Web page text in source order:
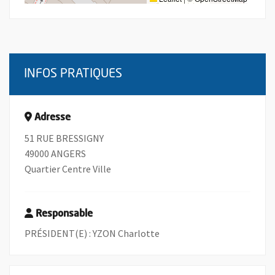
INFOS PRATIQUES
Adresse
51 RUE BRESSIGNY
49000 ANGERS
Quartier Centre Ville
Responsable
PRÉSIDENT(E) : YZON Charlotte